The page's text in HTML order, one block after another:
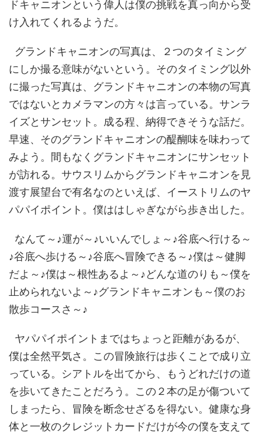
ドキャニオンという偉人は僕の挑戦を真っ向から受
け入れてくれるようだ。
グランドキャニオンの写真は、２つのタイミング
にしか撮る意味がないという。そのタイミング以外
に撮った写真は、グランドキャニオンの本物の写真
ではないとカメラマンの方々は言っている。サンラ
イズとサンセット。成る程、納得できそうな話だ。
早速、そのグランドキャニオンの醍醐味を味わって
みよう。間もなくグランドキャニオンにサンセット
が訪れる。サウスリムからグランドキャニオンを見
渡す展望台で有名なのといえば、イーストリムのヤ
パパイポイント。僕ははしゃぎながら歩き出した。
なんて～♪運が～♪いいんでしょ～♪谷底へ行ける～
♪谷底へ歩ける～♪谷底へ冒険できる～♪僕は～健脚
だよ～♪僕は～根性あるよ～♪どんな道のりも～僕を
止められないよ～♪グランドキャニオンも～僕のお
散歩コースさ～♪
ヤパパイポイントまではちょっと距離があるが、
僕は全然平気さ。この冒険旅行は歩くことで成り立
っている。シアトルを出てから、もうどれだけの道
を歩いてきたことだろう。この２本の足が傷ついて
しまったら、冒険を断念せざるを得ない。健康な身
体と一枚のクレジットカードだけが今の僕を支えて